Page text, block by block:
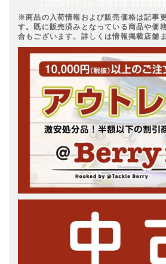
※商品の入荷情報および販売価格は記事
す。既に販売済みとなっている商品や価
合もございます。詳しくは情報掲載店舗